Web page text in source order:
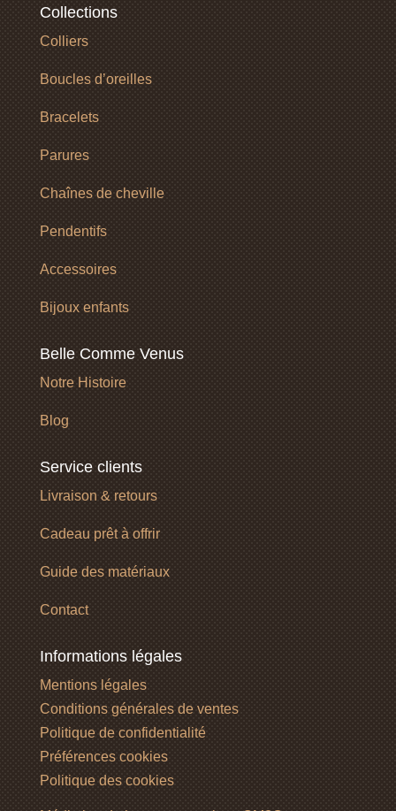
Collections
Colliers
Boucles d’oreilles
Bracelets
Parures
Chaînes de cheville
Pendentifs
Accessoires
Bijoux enfants
Belle Comme Venus
Notre Histoire
Blog
Service clients
Livraison & retours
Cadeau prêt à offrir
Guide des matériaux
Contact
Informations légales
Mentions légales
Conditions générales de ventes
Politique de confidentialité
Préférences cookies
Politique des cookies